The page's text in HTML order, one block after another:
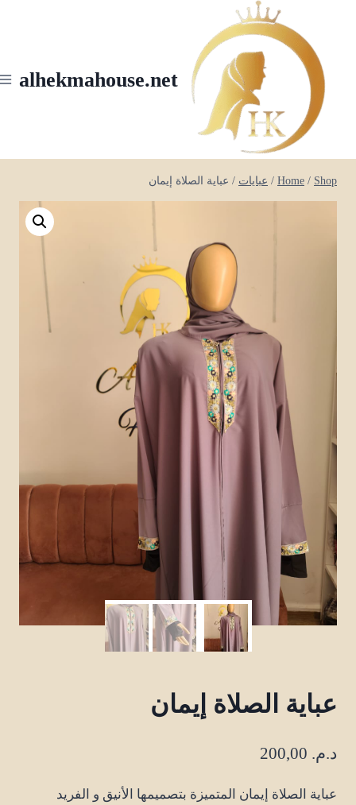
content
alhekmahouse.net
Home / Shop
/ عبايات / عباية الصلاة إيمان
عباية الصلاة إيمان
د.م.
عباية الصلاة إيمان المتميزة بتصميمها الأنيق و الفريد